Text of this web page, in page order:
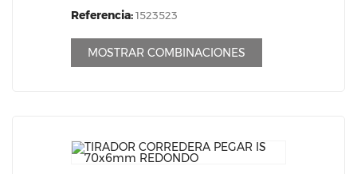
Referencia:1523523
MOSTRAR COMBINACIONES